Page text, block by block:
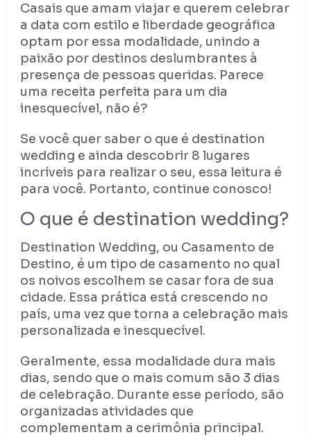
Casais que amam viajar e querem celebrar
a data com estilo e liberdade geográfica
optam por essa modalidade, unindo a
paixão por destinos deslumbrantes à
presença de pessoas queridas. Parece
uma receita perfeita para um dia
inesquecível, não é?
Se você quer saber o que é destination
wedding e ainda descobrir 8 lugares
incríveis para realizar o seu, essa leitura é
para você. Portanto, continue conosco!
O que é destination wedding?
Destination Wedding, ou Casamento de
Destino, é um tipo de casamento no qual
os noivos escolhem se casar fora de sua
cidade. Essa prática está crescendo no
país, uma vez que torna a celebração mais
personalizada e inesquecível.
Geralmente, essa modalidade dura mais
dias, sendo que o mais comum são 3 dias
de celebração. Durante esse período, são
organizadas atividades que
complementam a cerimônia principal.